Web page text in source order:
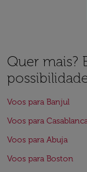
Quer mais?
Voos para Banjul
Voos para
Voos para Abuja
Voos para Boston